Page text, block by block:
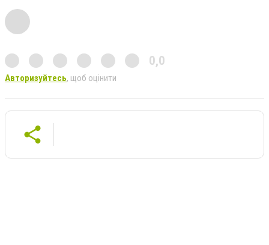
0,0
Авторизуйтесь, щоб оцінити